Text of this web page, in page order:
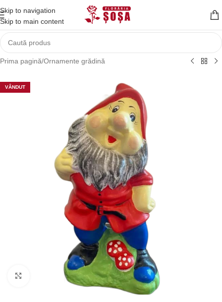
Skip to navigation
Skip to main content
Prima pagină/Ornamente grădină
VÂNDUT
Click to enlarge